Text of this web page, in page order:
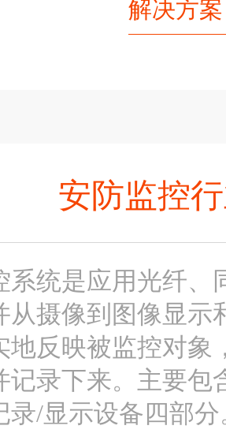
解决方案
安防监控
系统是应用光纤、
从摄像到图像显示
地反映被监控对象
记录下来。主要
录/显示设备四部分